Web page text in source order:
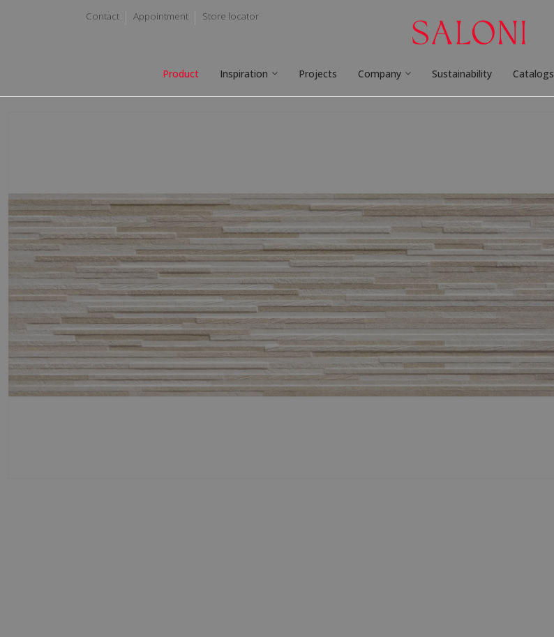
Contact Appointment Store locator
Product Inspiration Projects Company Sustainability Catalogs